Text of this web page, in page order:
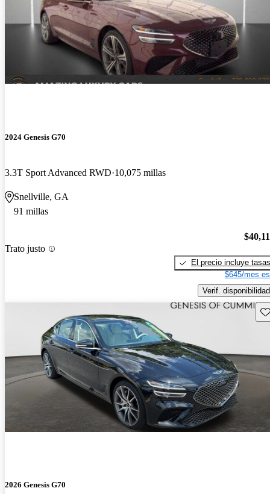
2024 Genesis G70
3.3T Sport Advanced RWD 10,075 millas
Snellville, GA
91 millas
Trato justo
El precio incluye tasas
$645/mes
Verif. disponibilidad
2026 Genesis G70